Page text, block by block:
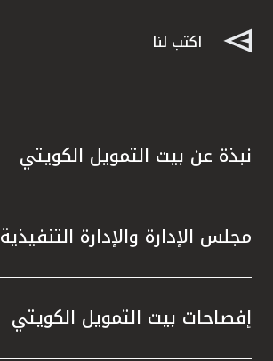
القنوات المصرفية
اتصل بنا
مواقع الفروع وأجهزة الصرف الآلي
اكتب لنا
نبذة عن بيت التمويل الكويتي
مجلس الإدارة والإدارة التنفيذية
إفصاحات بيت التمويل الكويتي